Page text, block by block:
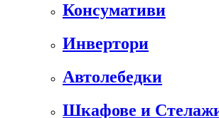
Консумативи
Инвертори
Автолебедки
Шкафове и